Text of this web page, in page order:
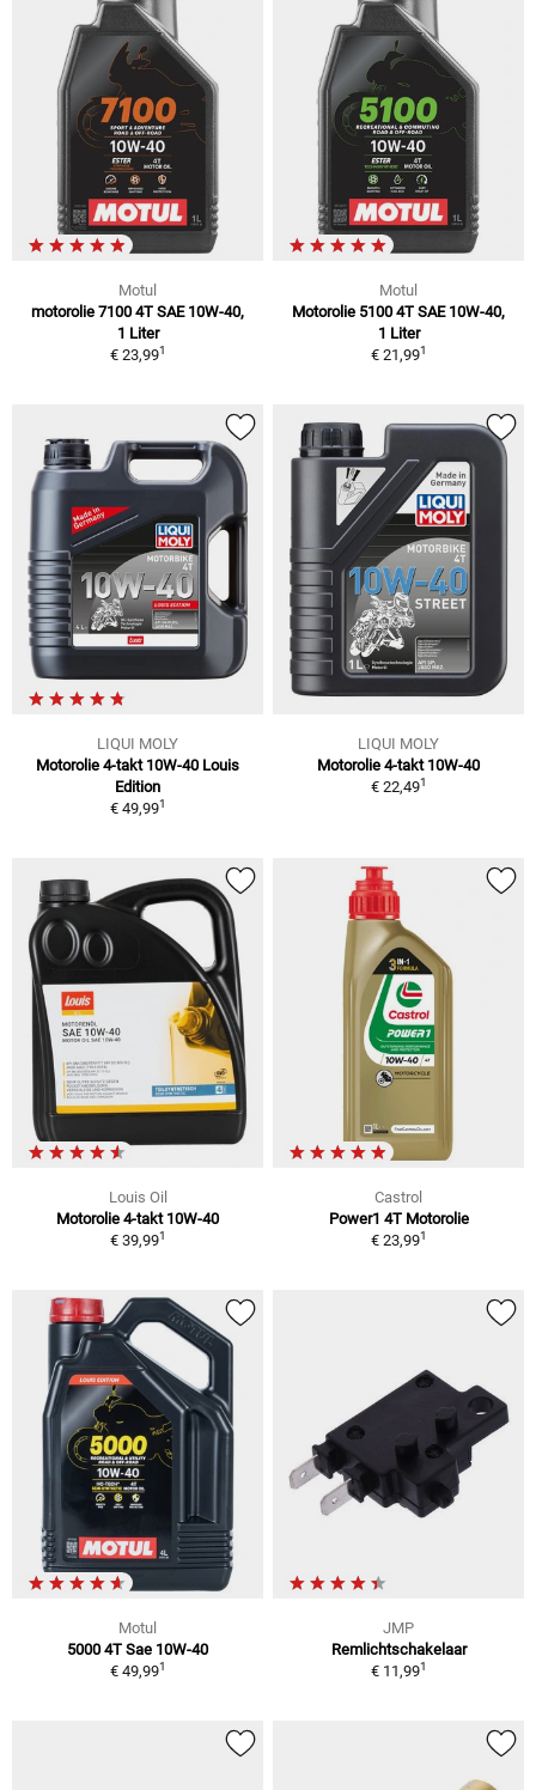
Motul
motorolie 7100 4T SAE 10W-40,
1 Liter
€ 23,991
Motul
Motorolie 5100 4T SAE 10W-40,
1 Liter
€ 21,991
LIQUI MOLY
Motorolie 4-takt 10W-40 Louis
Edition
€ 49,991
LIQUI MOLY
Motorolie 4-takt 10W-40
€ 22,491
Louis Oil
Motorolie 4-takt 10W-40
€ 39,991
Castrol
Power1 4T Motorolie
€ 23,991
Motul
5000 4T Sae 10W-40
€ 49,991
JMP
Remlichtschakelaar
€ 11,991